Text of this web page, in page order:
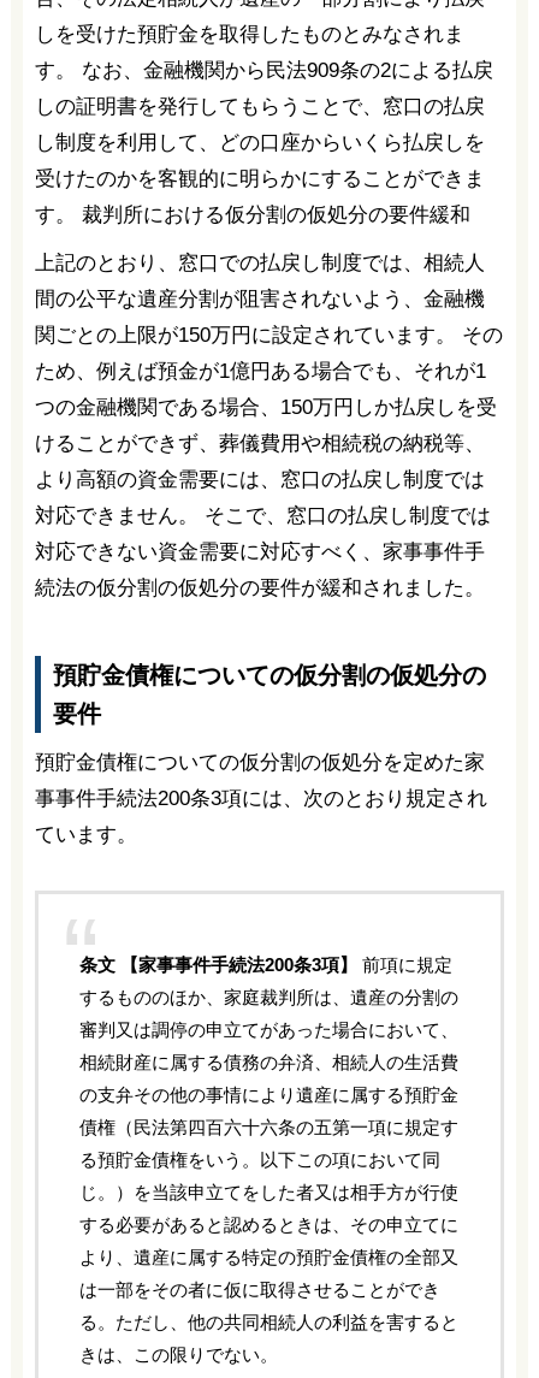
しを受けた預貯金を取得したものとみなされま
す。 なお、金融機関から民法909条の2による払戻
しの証明書を発行してもらうことで、窓口の払戻
し制度を利用して、どの口座からいくら払戻しを
受けたのかを客観的に明らかにすることができま
す。 裁判所における仮分割の仮処分の要件緩和
上記のとおり、窓口での払戻し制度では、相続人
間の公平な遺産分割が阻害されないよう、金融機
関ごとの上限が150万円に設定されています。 その
ため、例えば預金が1億円ある場合でも、それが1
つの金融機関である場合、150万円しか払戻しを受
けることができず、葬儀費用や相続税の納税等、
より高額の資金需要には、窓口の払戻し制度では
対応できません。 そこで、窓口の払戻し制度では
対応できない資金需要に対応すべく、家事事件手
続法の仮分割の仮処分の要件が緩和されました。
預貯金債権についての仮分割の仮処分の
要件
預貯金債権についての仮分割の仮処分を定めた家
事事件手続法200条3項には、次のとおり規定され
ています。
条文 【家事事件手続法200条3項】
前項に規定
するもののほか、家庭裁判所は、遺産の分割の
審判又は調停の申立てがあった場合において、
相続財産に属する債務の弁済、相続人の生活費
の支弁その他の事情により遺産に属する預貯金
債権（民法第四百六十六条の五第一項に規定す
る預貯金債権をいう。以下この項において同
じ。）を当該申立てをした者又は相手方が行使
する必要があると認めるときは、その申立てに
より、遺産に属する特定の預貯金債権の全部又
は一部をその者に仮に取得させることができ
る。ただし、他の共同相続人の利益を害すると
きは、この限りでない。